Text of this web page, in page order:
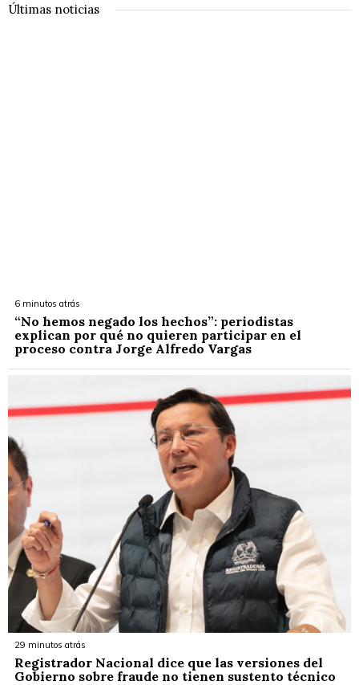
Últimas noticias
6 minutos atrás
“No hemos negado los hechos”: periodistas
explican por qué no quieren participar en el
proceso contra Jorge Alfredo Vargas
29 minutos atrás
Registrador Nacional dice que las versiones del
Gobierno sobre fraude no tienen sustento técnico